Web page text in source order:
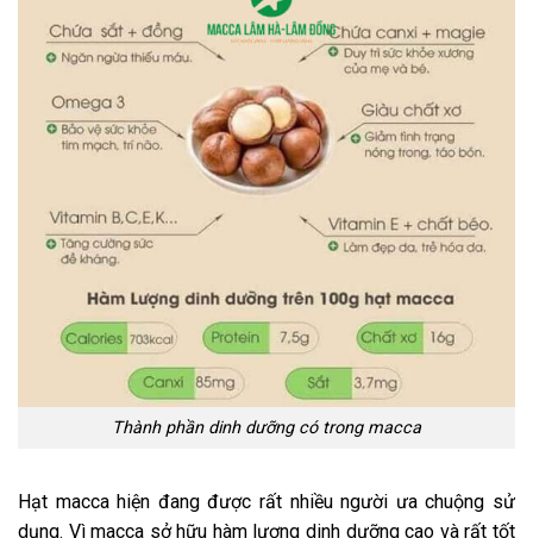
Thành phần dinh dưỡng có trong macca
Hạt macca hiện đang được rất nhiều người ưa chuộng sử
dụng. Vì macca sở hữu hàm lượng dinh dưỡng cao và rất tốt